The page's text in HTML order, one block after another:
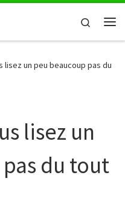
Search
lisez un peu beaucoup pas du
lisez un
du tout